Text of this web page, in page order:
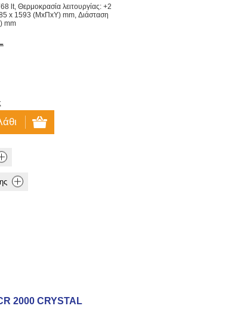
lt, Θερμοκρασία λειτουργίας: +2
x 1593 (ΜxΠxΥ) mm, Διάσταση
mm
2000 CRYSTAL